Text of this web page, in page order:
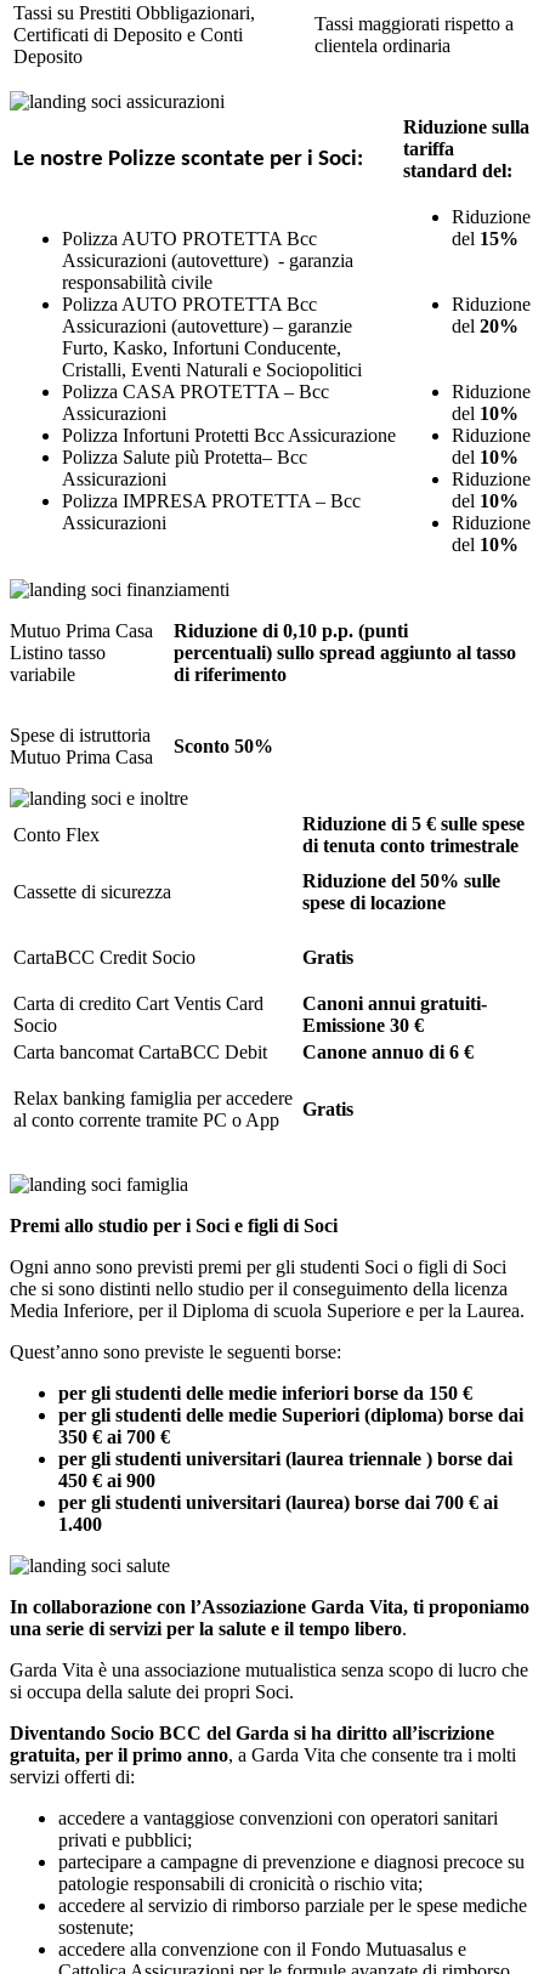
Tassi su Prestiti Obbligazionari,
Certificati di Deposito e Conti
Deposito
Tassi maggiorati rispetto a
clientela ordinaria
Le nostre Polizze scontate per i Soci:
Riduzione sulla
tariffa
standard del:
Polizza AUTO PROTETTA Bcc
Assicurazioni (autovetture) - garanzia
responsabilità civile
Polizza AUTO PROTETTA Bcc
Assicurazioni (autovetture) – garanzie
Furto, Kasko, Infortuni Conducente,
Cristalli, Eventi Naturali e Sociopolitici
Polizza CASA PROTETTA – Bcc
Assicurazioni
Polizza Infortuni Protetti Bcc Assicurazione
Polizza Salute più Protetta– Bcc
Assicurazioni
Polizza IMPRESA PROTETTA – Bcc
Assicurazioni
Riduzione
del 15%
Riduzione
del 20%
Riduzione
del 10%
Riduzione
del 10%
Riduzione
del 10%
Riduzione
del 10%
Mutuo Prima Casa
Listino tasso
variabile
Riduzione di 0,10 p.p. (punti
percentuali) sullo spread aggiunto al tasso
di riferimento
Spese di istruttoria
Mutuo Prima Casa
Sconto 50%
Conto Flex
Riduzione di 5 € sulle spese
di tenuta conto trimestrale
Cassette di sicurezza
Riduzione del 50% sulle
spese di locazione
CartaBCC Credit Socio Gratis
Carta di credito Cart Ventis Card
Socio
Canoni annui gratuiti-
Emissione 30 €
Carta bancomat CartaBCC Debit
Canone annuo di 6 €
Relax banking famiglia per accedere
al conto corrente tramite PC o App
Gratis
Premi allo studio per i Soci e figli di Soci
Ogni anno sono previsti premi per gli studenti Soci o figli di Soci
che si sono distinti nello studio per il conseguimento della licenza
Media Inferiore, per il Diploma di scuola Superiore e per la Laurea.
Quest’anno sono previste le seguenti borse:
per gli studenti delle medie inferiori borse da 150 €
per gli studenti delle medie Superiori (diploma) borse dai
350 € ai 700 €
per gli studenti universitari (laurea triennale ) borse dai
450 € ai 900
per gli studenti universitari (laurea) borse dai 700 € ai
1.400
In collaborazione con l’Assoziazione Garda Vita, ti proponiamo
una serie di servizi per la salute e il tempo libero.
Garda Vita è una associazione mutualistica senza scopo di lucro che
si occupa della salute dei propri Soci.
Diventando Socio BCC del Garda si ha diritto all’iscrizione
gratuita, per il primo anno, a Garda Vita che consente tra i molti
servizi offerti di:
accedere a vantaggiose convenzioni con operatori sanitari
privati e pubblici;
partecipare a campagne di prevenzione e diagnosi precoce su
patologie responsabili di cronicità o rischio vita;
accedere al servizio di rimborso parziale per le spese mediche
sostenute;
accedere alla convenzione con il Fondo Mutuasalus e